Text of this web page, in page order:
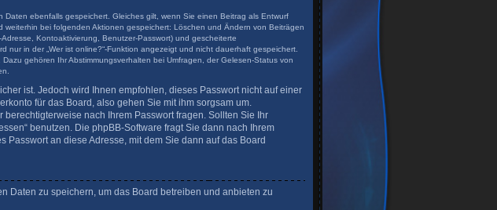
ebenfalls gespeichert. Gleiches gilt, wenn Sie einen Beitrag als Entwurf
bei folgenden Aktionen gespeichert: Löschen und Ändern von Beiträgen
Kontoaktivierung, Benutzer-Passwort) und gescheiterte
nur in der „Wer ist online?“-Funktion angezeigt und nicht dauerhaft gespeichert.
gehören Ihr Abstimmungsverhalten bei Umfragen, der Gelesen-Status von
ist. Jedoch wird Ihnen empfohlen, dieses Passwort nicht auf einer
für das Board, also gehen Sie mit ihm sorgsam um.
nach Ihrem Passwort fragen. Sollten Sie Ihr
benutzen. Die phpBB-Software fragt Sie dann nach Ihrem
an diese Adresse, mit dem Sie dann auf das Board
Daten zu speichern, um das Board betreiben und anbieten zu